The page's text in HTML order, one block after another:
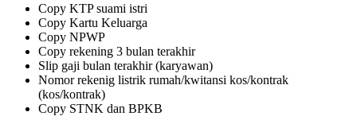
Copy KTP suami istri
Copy Kartu Keluarga
Copy NPWP
Copy rekening 3 bulan terakhir
Slip gaji bulan terakhir (karyawan)
Nomor rekenig listrik rumah/kwitansi kos/kontrak
(kos/kontrak)
Copy STNK dan BPKB